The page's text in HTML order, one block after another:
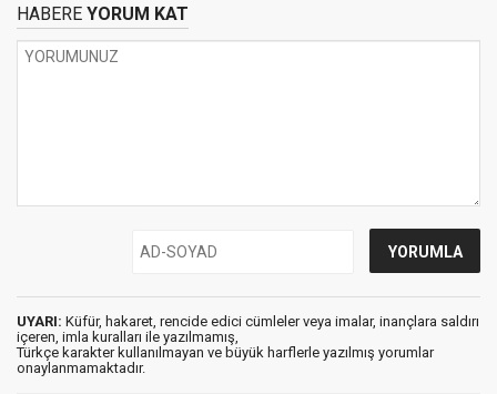
HABERE YORUM KAT
UYARI: Küfür, hakaret, rencide edici cümleler veya imalar, inançlara saldırı
içeren, imla kuralları ile yazılmamış,
Türkçe karakter kullanılmayan ve büyük harflerle yazılmış yorumlar
onaylanmamaktadır.